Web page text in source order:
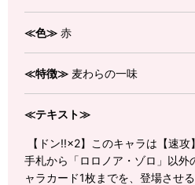
≪色≫ 赤
≪特徴≫ 麦わらの一味
≪テキスト≫
【ドン!!×2】このキャラは【速
手札から「ロロノア・ゾロ」以
ャラカード1枚までを、登場させる